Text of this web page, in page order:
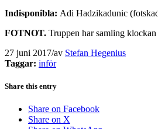
Indisponibla: Adi Hadzikadunic
FOTNOT. Truppen har samling
27 juni 2017/av Stefan Hegenius
Taggar: inför
Share this entry
Share on Facebook
Share on X